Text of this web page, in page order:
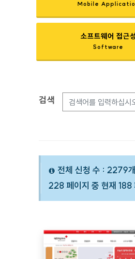
Mobile
소프트웨어 접근성
Software
검색옵션
검색
전체 신청 수 : 2279
228 페이지 중 현재 188